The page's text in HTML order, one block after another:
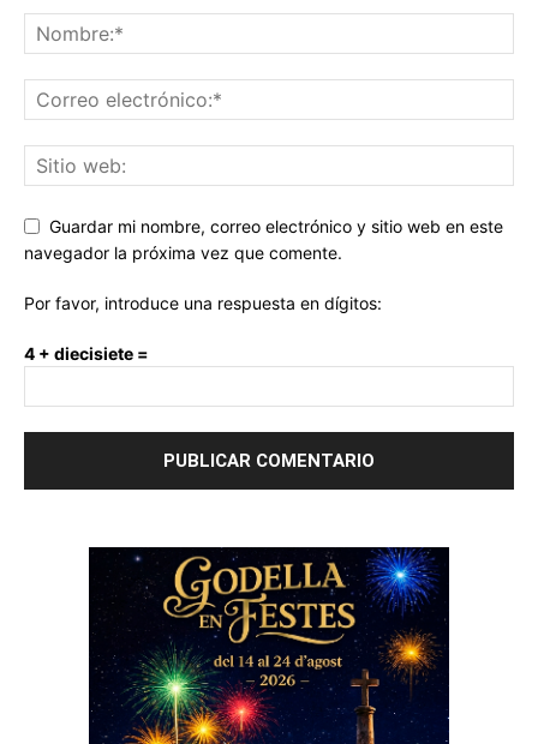
Guardar mi nombre, correo electrónico y sitio web en este
navegador la próxima vez que comente.
Por favor, introduce una respuesta en dígitos:
4 + diecisiete =